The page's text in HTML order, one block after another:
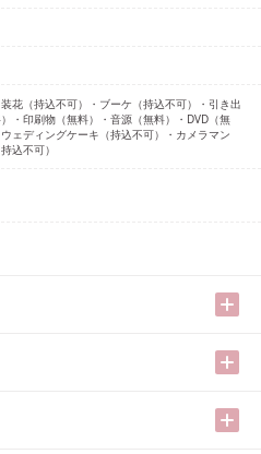
花（持込不可）・ブーケ（持込不可）・引き出
・印刷物（無料）・音源（無料）・DVD（無
ェディングケーキ（持込不可）・カメラマン
込不可）